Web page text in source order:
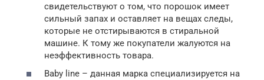
свидетельствуют о том, что порошок имеет
сильный запах и оставляет на вещах следы,
которые не отстирываются в стиральной
машине. К тому же покупатели жалуются на
неэффективность товара.
Baby line – данная марка специализируется на